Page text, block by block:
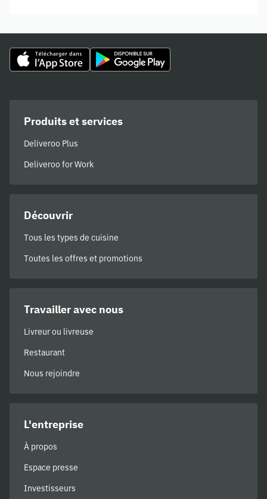
Produits et services
Deliveroo Plus
Deliveroo for Work
Découvrir
Tous les types de cuisine
Toutes les offres et promotions
Travailler avec nous
Livreur ou livreuse
Restaurant
Nous rejoindre
L'entreprise
À propos
Espace presse
Investisseurs